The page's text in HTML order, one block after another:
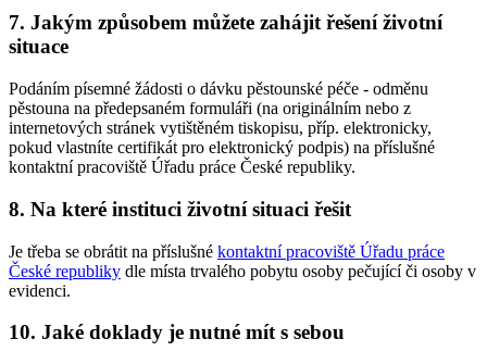
7. Jakým způsobem můžete zahájit řešení životní
situace
Podáním písemné žádosti o dávku pěstounské péče - odměnu
pěstouna na předepsaném formuláři (na originálním nebo z
internetových stránek vytištěném tiskopisu, příp. elektronicky,
pokud vlastníte certifikát pro elektronický podpis) na příslušné
kontaktní pracoviště Úřadu práce České republiky.
8. Na které instituci životní situaci řešit
Je třeba se obrátit na příslušné kontaktní pracoviště Úřadu práce
České republiky dle místa trvalého pobytu osoby pečující či osoby v
evidenci.
10. Jaké doklady je nutné mít s sebou